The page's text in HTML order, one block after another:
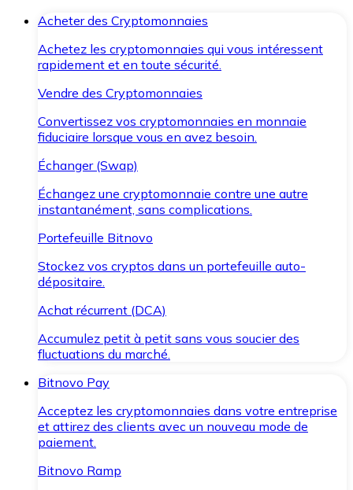
Acheter des Cryptomonnaies
Achetez les cryptomonnaies qui vous intéressent
rapidement et en toute sécurité.
Vendre des Cryptomonnaies
Convertissez vos cryptomonnaies en monnaie
fiduciaire lorsque vous en avez besoin.
Échanger (Swap)
Échangez une cryptomonnaie contre une autre
instantanément, sans complications.
Portefeuille Bitnovo
Stockez vos cryptos dans un portefeuille auto-
dépositaire.
Achat récurrent (DCA)
Accumulez petit à petit sans vous soucier des
fluctuations du marché.
Bitnovo Pay
Acceptez les cryptomonnaies dans votre entreprise
et attirez des clients avec un nouveau mode de
paiement.
Bitnovo Ramp